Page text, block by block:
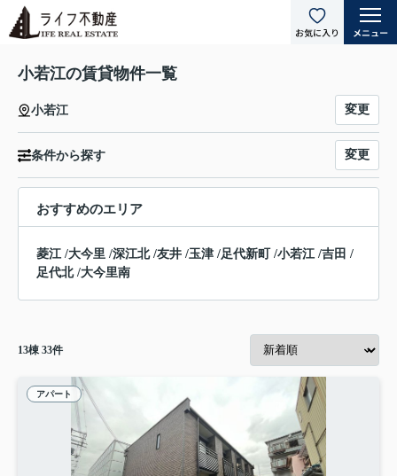
小若江の賃貸物件一覧
小若江 変更
条件から探す 変更
おすすめのエリア
菱江/大今里 /深江北/友井 /玉津 /足代新町 /小若江/吉田 /
足代北/大今里南
13棟 33件
アパート